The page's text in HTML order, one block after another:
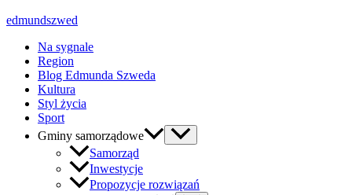
edmundszwed
Na sygnale
Region
Blog Edmunda Szweda
Kultura
Styl życia
Sport
Gminy samorządowe
Samorząd
Inwestycje
Propozycje rozwiązań